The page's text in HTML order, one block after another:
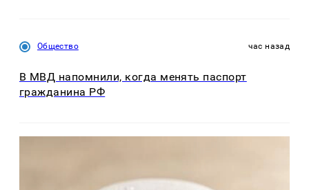
Общество час назад
В МВД напомнили, когда менять паспорт
гражданина РФ